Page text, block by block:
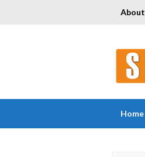
About
Home